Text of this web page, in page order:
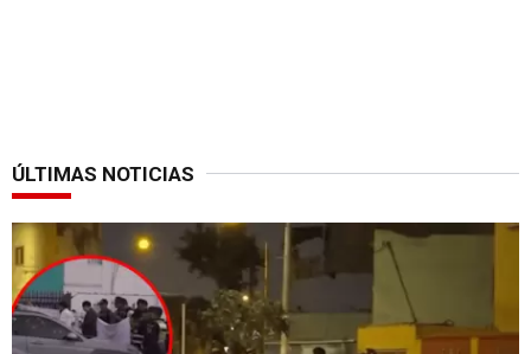
ÚLTIMAS NOTICIAS